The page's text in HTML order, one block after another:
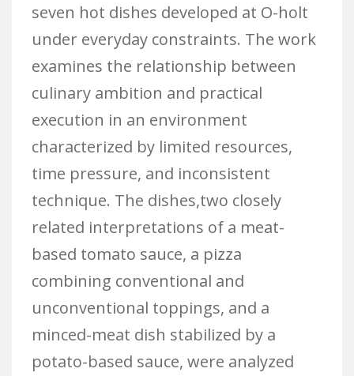
seven hot dishes developed at O-holt
under everyday constraints. The work
examines the relationship between
culinary ambition and practical
execution in an environment
characterized by limited resources,
time pressure, and inconsistent
technique. The dishes,two closely
related interpretations of a meat-
based tomato sauce, a pizza
combining conventional and
unconventional toppings, and a
minced-meat dish stabilized by a
potato-based sauce, were analyzed